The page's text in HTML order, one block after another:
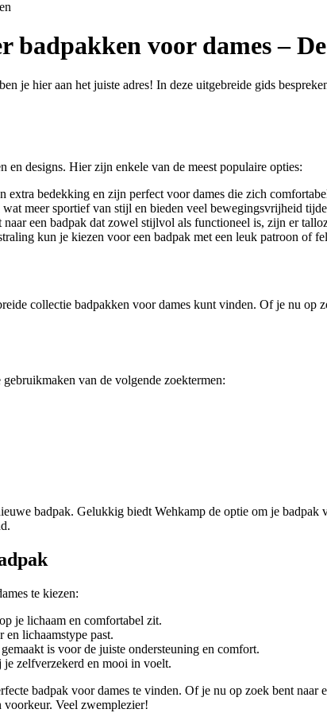
badpakken voor dames –
je hier aan het juiste adres! In deze uitgebreide gids
designs. Hier zijn enkele van de meest populaire opties:
extra bedekking en zijn perfect voor dames die zich
meer sportief van stijl en bieden veel bewegingsvrijheid
een badpak dat zowel stijlvol als functioneel is, zijn er
kun je kiezen voor een badpak met een leuk patroon of
collectie badpakken voor dames kunt vinden. Of je nu op
van de volgende zoektermen:
badpak. Gelukkig biedt Wehkamp de optie om je
te kiezen:
je lichaam en comfortabel zit.
lichaamstype past.
is voor de juiste ondersteuning en comfort.
zelfverzekerd en mooi in voelt.
badpak voor dames te vinden. Of je nu op zoek bent
voorkeur. Veel zwemplezier!